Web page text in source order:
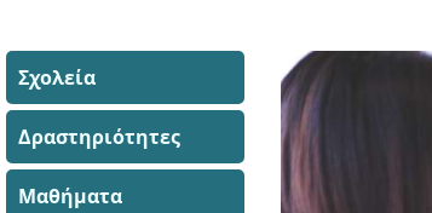
Σχολεία
Δραστηριότητες
Μαθήματα